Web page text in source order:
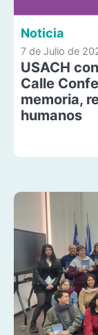
Noticia
7 de Julio de
USACH
Calle
memoria,
humanos